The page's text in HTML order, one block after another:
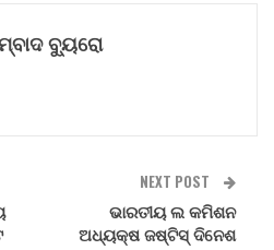
ବ୍ୟୁରୋ
NEXT POST
ଭାରତୀୟ ଲ କମିଶନ
ଅଧ୍ୟକ୍ଷ ଜଷ୍ଟିସ୍‍ ଦିନେଶ